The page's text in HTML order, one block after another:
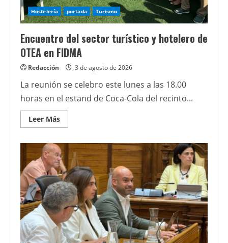
Hostelería portada Turismo
Encuentro del sector turístico y hotelero de
OTEA en FIDMA
Redacción 3 de agosto de 2026
La reunión se celebro este lunes a las 18.00
horas en el estand de Coca-Cola del recinto...
Leer MásLeer
más
Encuentro
del
sector
turístico
y
hotelero
de
OTEA
en
FIDMA